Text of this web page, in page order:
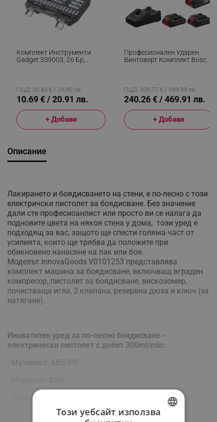
Комплект Инструменти
Gadget 339003, 26 Бр,
ПЦД: 20.40 € / 39.90 лв.
10.69 € / 20.91 лв.
+ Добави
Професионален Ударен
Винтоверт Комплект Bosch
3 Батерии, Куфар, Син
ПЦД: 306.77 € / 599.99 лв.
240.26 € / 469.91 лв.
+ Добави
Описание
Лакирането и боядисването на стени, е по-лесно с този
електричски пистолет за боядисване. Без значение
дали сте професиоанлист или просто ви се налага да
подновите цвета на някоя стена у дома, този уред е
подходящ за вас, защото ще спести голяма част от
усилията, които ще трябва да положите при
обикновено нанасяне на лак или боя.
Моделът InnovaGoods V0101253 представлява
комплект машина за боядисване, включващ вграден
компресор, пистолет за боядисване, вискозомер,
почистваща игла, 2 клапана, резервна дюза и ключ (за
натягане).
Иноватитен уред за по-лесно боядисване -
електрически пистолет с дебит 300ml/min:
- Материал: ABS/PP
- Захранващ кабел: 2 метра
- 220-240V / 50HzТози уебсайт използва